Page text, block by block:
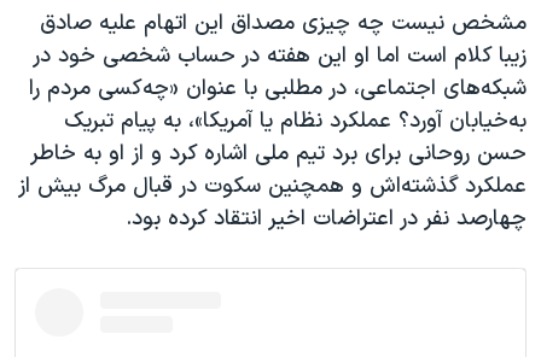
مشخص نیست چه چیزی مصداق این اتهام علیه صادق
زیبا کلام است اما او این هفته در حساب شخصی خود در
شبکه‌های اجتماعی، در مطلبی با عنوان «چه‌کسی مردم را
به‌خیابان آورد؟ عملکرد نظام یا آمریکا»، به پیام تبریک
حسن روحانی برای برد تیم ملی اشاره کرد و از او به خاطر
عملکرد گذشته‌اش و همچنین سکوت در قبال مرگ بیش از
چهارصد نفر در اعتراضات اخیر انتقاد کرده بود.